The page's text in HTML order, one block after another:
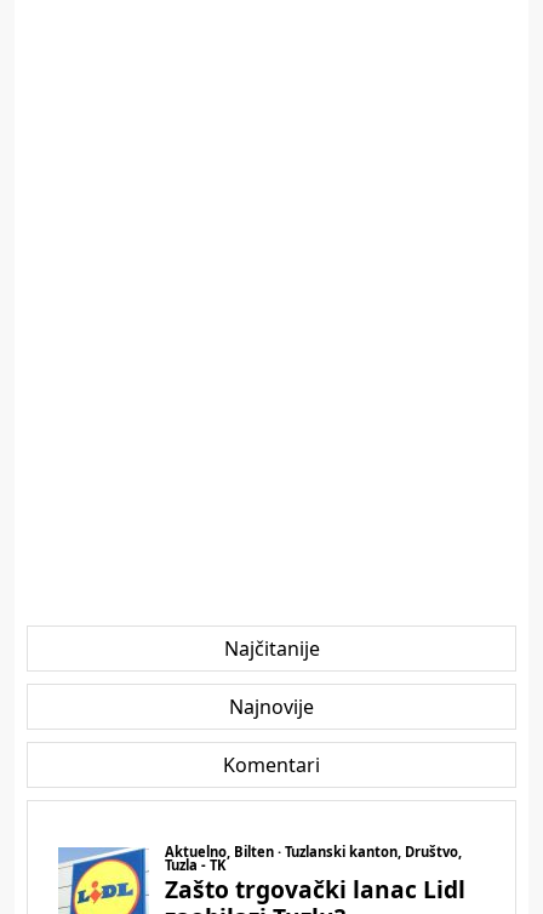
Najčitanije
Najnovije
Komentari